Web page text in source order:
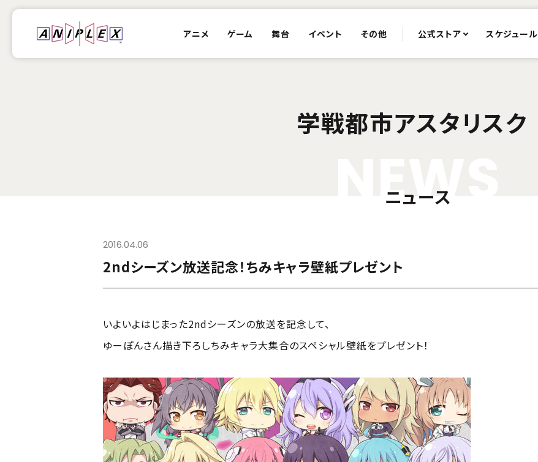
アニメ ゲーム 舞台 イベント その他 公式ストア スケジュール
学戦都市アスタリスク
EW
ニュース
2016.04.06
2ndシーズン放送記念！ちみキャラ壁紙プレゼント
いよいよはじまった2ndシーズンの放送を記念して、
ゆーぽんさん描き下ろしちみキャラ大集合のスペシャル壁紙をプレゼント！